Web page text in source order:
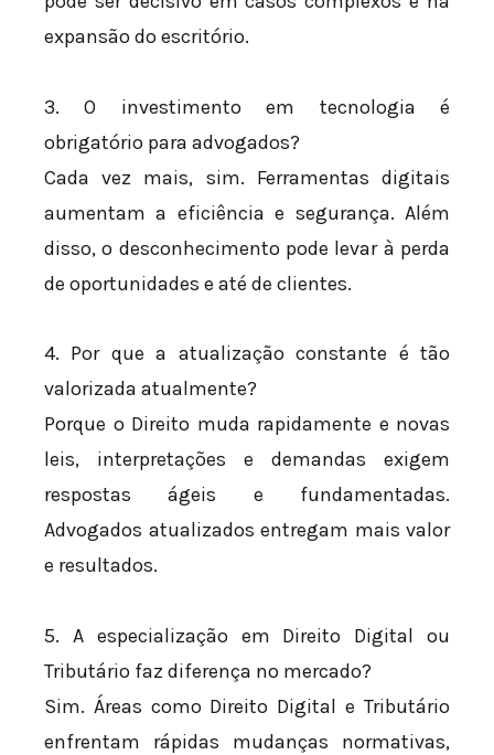
expansão do escritório.
3. O investimento em tecnologia é
obrigatório para advogados?
Cada vez mais, sim. Ferramentas digitais
aumentam a eficiência e segurança. Além
disso, o desconhecimento pode levar à perda
de oportunidades e até de clientes.
4. Por que a atualização constante é tão
valorizada atualmente?
Porque o Direito muda rapidamente e novas
leis, interpretações e demandas exigem
respostas ágeis e fundamentadas.
Advogados atualizados entregam mais valor
e resultados.
5. A especialização em Direito Digital ou
Tributário faz diferença no mercado?
Sim. Áreas como Direito Digital e Tributário
enfrentam rápidas mudanças normativas,